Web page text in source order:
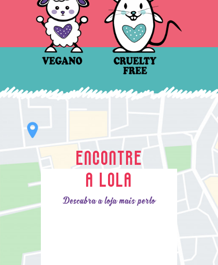
ENCONTRE
A LOLA
Descubra a loja mais perto